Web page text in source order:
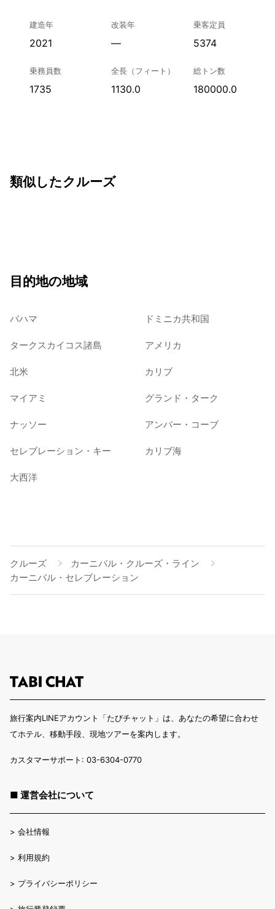
建造年
2021
改装年
—
乗客定員
5374
乗務員数
1735
全長（フィート）
1130.0
総トン数
180000.0
類似したクルーズ
目的地の地域
バハマ ドミニカ共和国
タークスカイコス諸島 アメリカ
北米 カリブ
マイアミ グランド・ターク
ナッソー アンバー・コーブ
セレブレーション・キー カリブ海
大西洋
クルーズ
カーニバル・クルーズ・ライン
カーニバル・セレブレーション
旅行案内LINEアカウント「たびチャット」は、あなたの希望に合わせ
てホテル、移動手段、現地ツアーを案内します。
カスタマーサポート: 03-6304-0770
■ 運営会社について
> 会社情報
> 利用規約
> プライバシーポリシー